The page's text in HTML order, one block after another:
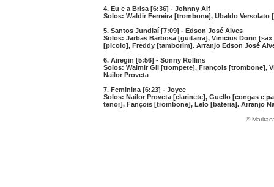
4. Eu e a Brisa [6:36] - Johnny Alf
Solos: Waldir Ferreira [trombone], Ubaldo Versolato
5. Santos Jundiaí [7:09] - Edson José Alves
Solos: Jarbas Barbosa [guitarra], Vinicius Dorin
[picolo], Freddy [tamborim]. Arranjo Edson José
6. Airegin [5:56] - Sonny Rollins
Solos: Walmir Gil [trompete], François [trombone],
Nailor Proveta
7. Feminina [6:23] - Joyce
Solos: Nailor Proveta [clarinete], Guello [congas e
tenor], Fançois [trombone], Lelo [bateria]. Arranjo
©